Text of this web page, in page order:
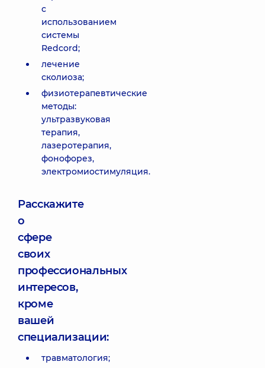
с
использованием
системы
Redcord;
лечение
сколиоза;
физиотерапевтические
методы:
ультразвуковая
терапия,
лазеротерапия,
фонофорез,
электромиостимуляция.
Расскажите
о
сфере
своих
профессиональных
интересов,
кроме
вашей
специализации:
травматология;